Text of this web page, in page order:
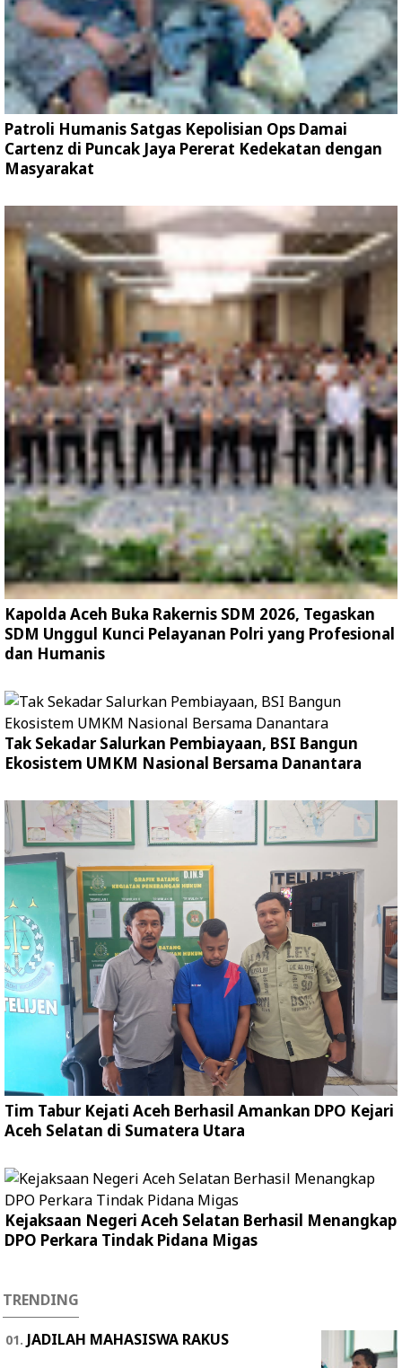
Patroli Humanis Satgas Kepolisian Ops Damai
Cartenz di Puncak Jaya Pererat Kedekatan dengan
Masyarakat
Kapolda Aceh Buka Rakernis SDM 2026, Tegaskan
SDM Unggul Kunci Pelayanan Polri yang Profesional
dan Humanis
Tak Sekadar Salurkan Pembiayaan, BSI Bangun
Ekosistem UMKM Nasional Bersama Danantara
Tim Tabur Kejati Aceh Berhasil Amankan DPO Kejari
Aceh Selatan di Sumatera Utara
Kejaksaan Negeri Aceh Selatan Berhasil Menangkap
DPO Perkara Tindak Pidana Migas
TRENDING
JADILAH MAHASISWA RAKUS